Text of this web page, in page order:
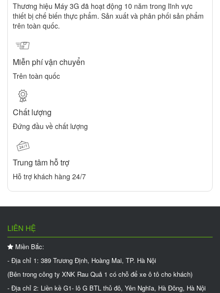
Thương hiệu Máy 3G đã hoạt động 10 năm trong lĩnh vực
thiết bị chế biến thực phẩm. Sản xuất và phân phối sản phẩm
trên toàn quốc.
Miễn phí vận chuyển
Trên toàn quốc
Chất lượng
Đứng đầu về chất lượng
Trung tâm hỗ trợ
Hỗ trợ khách hàng 24/7
LIÊN HỆ
Miền Bắc:
- Địa chỉ 1: 389 Trương Định, Hoàng Mai, TP. Hà Nội
(Bên trong công ty XNK Rau Quả 1 có chỗ để xe ô tô cho khách)
- Địa chỉ 2: Liền kề G1- lô G BTL thủ đô, Yên Nghĩa, Hà Đông, Hà Nội